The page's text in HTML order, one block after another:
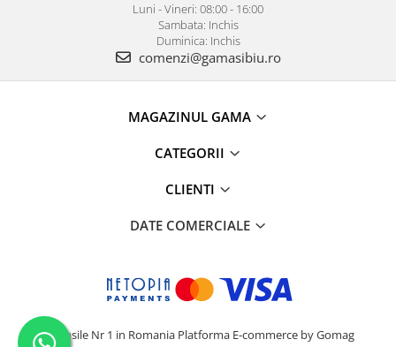
Luni - Vineri: 08:00 - 16:00
Sambata: Inchis
Duminica: Inchis
comenzi@gamasibiu.ro
MAGAZINUL GAMA
CATEGORII
CLIENTI
DATE COMERCIALE
Camasile Nr 1 in Romania Platforma E-commerce by Gomag